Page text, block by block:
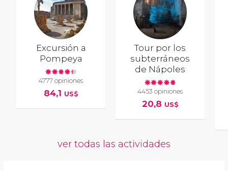
Excursión a
Pompeya
4777 opiniones
84,1 US$
Tour por los
subterráneos
de Nápoles
4453 opiniones
20,8 US$
ver todas las actividades